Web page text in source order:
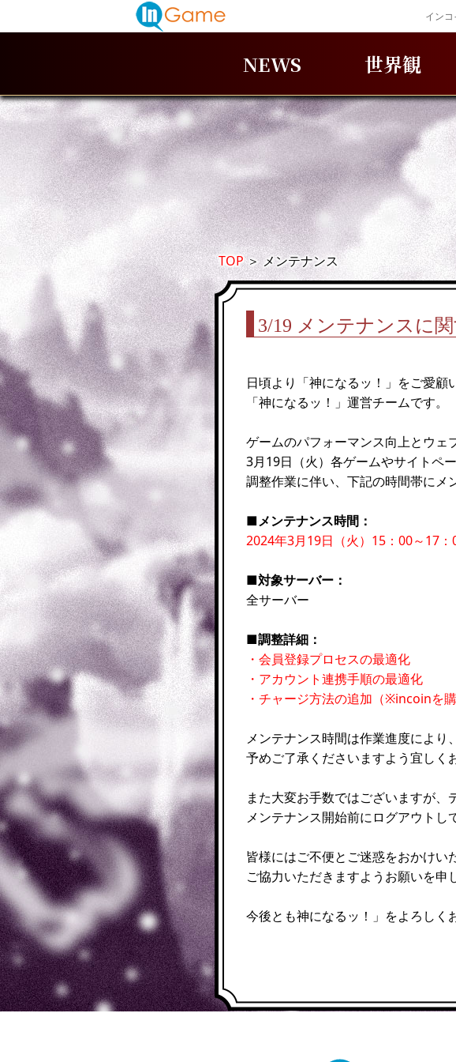
インコ
NEWS 世界観
TOP＞メンテナンス
3/19 メンテナンスに
日頃より「神になるッ！」をご愛顧
「神になるッ！」運営チームです。
ゲームのパフォーマンス向上とウェ
3月19日（火）各ゲームやサイトペ
調整作業に伴い、下記の時間帯にメ
■メンテナンス時間：
2024年3月19日（火）15：00～17：
■対象サーバー：
全サーバー
■調整詳細：
・会員登録プロセスの最適化
・アカウント連携手順の最適化
・チャージ方法の追加（※incoinを
メンテナンス時間は作業進度により
予めご了承くださいますよう宜しく
また大変お手数ではございますが、
メンテナンス開始前にログアウトし
皆様にはご不便とご迷惑をおかけい
ご協力いただきますようお願いを申
今後とも神になるッ！」をよろしく